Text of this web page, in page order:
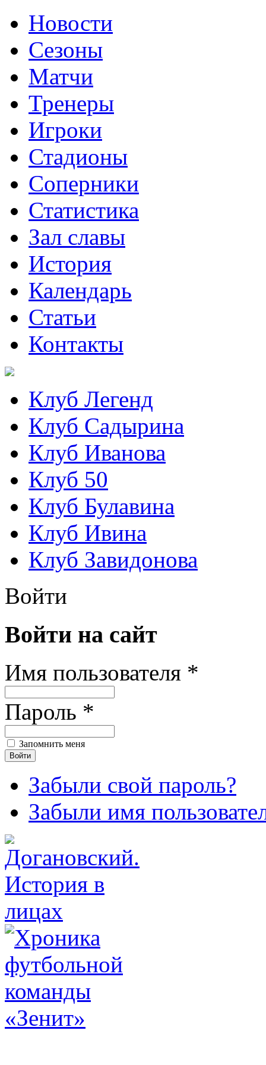
Новости
Сезоны
Матчи
Тренеры
Игроки
Стадионы
Соперники
Статистика
Зал славы
История
Календарь
Статьи
Контакты
Клуб Легенд
Клуб Садырина
Клуб Иванова
Клуб 50
Клуб Булавина
Клуб Ивина
Клуб Завидонова
Войти
Войти на сайт
Имя пользователя *
Пароль *
Запомнить меня
Забыли свой пароль?
Забыли имя